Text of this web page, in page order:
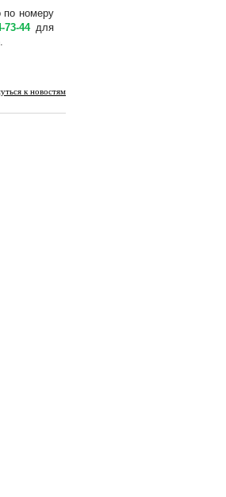
по номеру
73-44для
к новостям